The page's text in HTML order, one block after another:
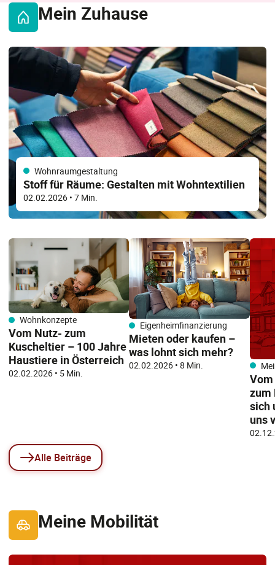
Mein Zuhause
Wohnraumgestaltung
Stoff für Räume: Gestalten mit Wohntextilien
02.02.2026 • 7 Min.
Wohnkonzepte
Vom Nutz- zum
Kuscheltier – 100 Jahre
Haustiere in Österreich
02.02.2026 • 5 Min.
Eigenheimfinanzierung
Mieten oder kaufen –
was lohnt sich mehr?
02.02.2026 • 8 Min.
zum
sich
uns
Alle Beiträge
Meine Mobilität